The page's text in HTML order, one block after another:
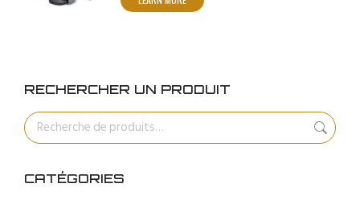
RECHERCHER UN PRODUIT
CATÉGORIES